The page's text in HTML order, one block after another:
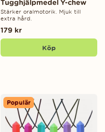
Tugghjälpmedel Y-chew
Stärker oralmotorik. Mjuk till
extra hård.
179 kr
Köp
Populär